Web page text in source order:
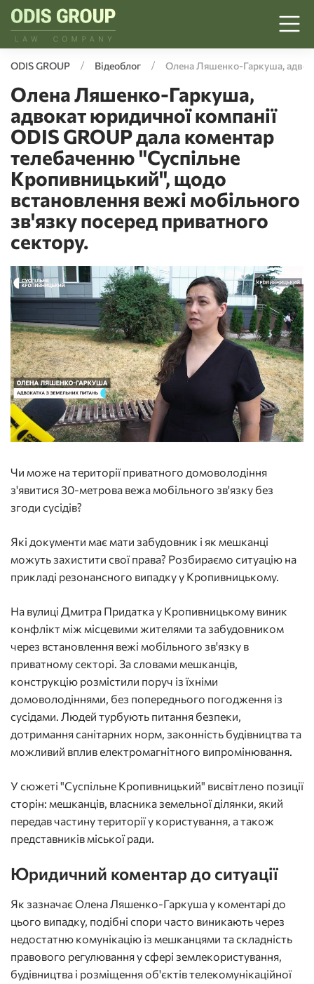
ODIS GROUP Відеоблог Олена Ляшенко-Гаркуша,
Олена Ляшенко-Гаркуша,
адвокат юридичної компанії
ODIS GROUP дала коментар
телебаченню "Суспільне
Кропивницький", щодо
встановлення вежі мобільного
зв'язку посеред приватного
сектору.
Чи може на території приватного домоволодіння
з'явитися 30-метрова вежа мобільного зв'язку без
згоди сусідів?
Які документи має мати забудовник і як мешканці
можуть захистити свої права? Розбираємо ситуацію на
прикладі резонансного випадку у Кропивницькому.
На вулиці Дмитра Придатка у Кропивницькому виник
конфлікт між місцевими жителями та забудовником
через встановлення вежі мобільного зв'язку в
приватному секторі. За словами мешканців,
конструкцію розмістили поруч із їхніми
домоволодіннями, без попереднього погодження із
сусідами. Людей турбують питання безпеки,
дотримання санітарних норм, законність будівництва та
можливий вплив електромагнітного випромінювання.
У сюжеті "Суспільне Кропивницький" висвітлено позиції
сторін: мешканців, власника земельної ділянки, який
передав частину території у користування, а також
представників міської ради.
Юридичний коментар до ситуації
Як зазначає Олена Ляшенко-Гаркуша у коментарі до
цього випадку, подібні спори часто виникають через
недостатню комунікацію із мешканцями та складність
правового регулювання у сфері землекористування,
будівництва і розміщення об'єктів телекомунікаційної